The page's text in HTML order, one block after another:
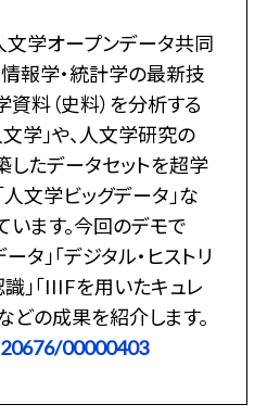
文学オープンデータ共同
報学・統計学の最新技
料（史料）を分析する
学」や、人文学研究の
たデータセットを超学
文学ビッグデータ」な
ます。今回のデモで
タ」「デジタル・ヒストリ
識」「IIIFを用いたキュレ
どの成果を紹介します。
00000403